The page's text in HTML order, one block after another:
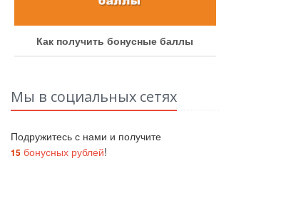
Как получить бонусные баллы
Мы в социальных сетях
Подружитесь с нами и получите
15бонусных рублей!